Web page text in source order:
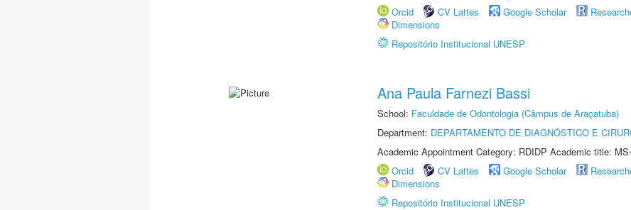
Orcid
CV Lattes Google Scholar
Dimensions
Repositório Institucional UNESP
Ana Paula Farnezi Bassi
School: Faculdade de Odontologia (Câmpus de Araçatuba)
Department: DEPARTAMENTO DE DIAGNÓSTICO E
Academic Appointment Category: RDIDP Academic title:
Orcid
CV Lattes Google Scholar
Dimensions
Repositório Institucional UNESP